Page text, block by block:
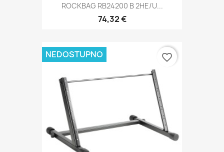
ROCKBAG RB24200 B 2HE/U...
74,32 €
NEDOSTUPNO favorite_border